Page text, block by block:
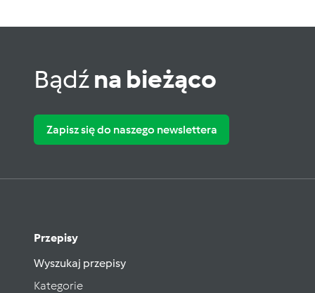
Bądźna bieżąco
Zapisz się do naszego newslettera
Przepisy
Wyszukaj przepisy
Kategorie